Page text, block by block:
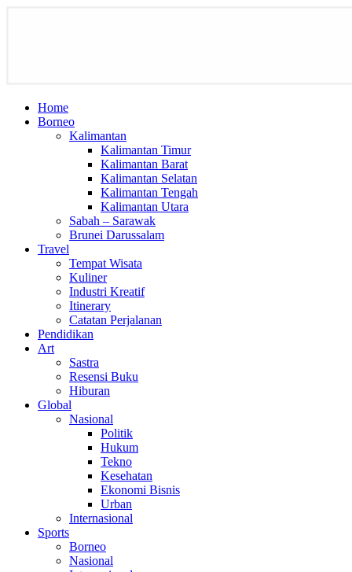
Home
Borneo
Kalimantan
Kalimantan Timur
Kalimantan Barat
Kalimantan Selatan
Kalimantan Tengah
Kalimantan Utara
Sabah – Sarawak
Brunei Darussalam
Travel
Tempat Wisata
Kuliner
Industri Kreatif
Itinerary
Catatan Perjalanan
Pendidikan
Art
Sastra
Resensi Buku
Hiburan
Global
Nasional
Politik
Hukum
Tekno
Kesehatan
Ekonomi Bisnis
Urban
Internasional
Sports
Borneo
Nasional